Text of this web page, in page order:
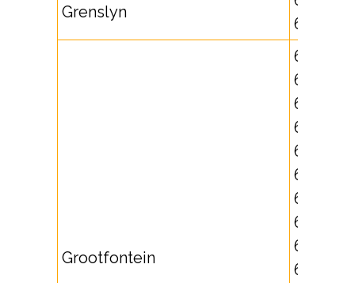
Grenslyn
632520
Grootfontein
67240,
67241,
67242,
67243,
67248,
671797,
671798,
671799,
672491,
672492,